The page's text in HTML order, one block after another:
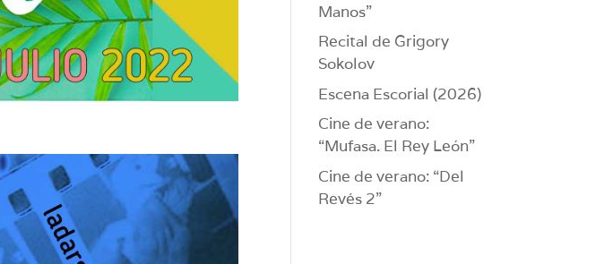
Manos”
Recital de Grigory
Sokolov
Escena Escorial (2026)
Cine de verano:
“Mufasa. El Rey León”
Cine de verano: “Del
Revés 2”